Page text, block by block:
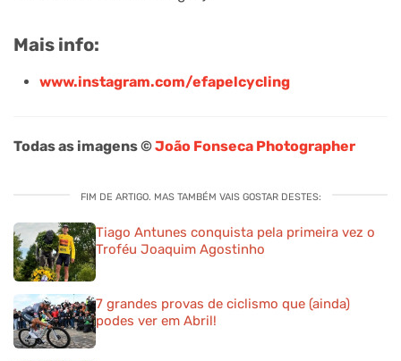
Mais info:
www.instagram.com/efapelcycling
Todas as imagens ©João Fonseca Photographer
FIM DE ARTIGO. MAS TAMBÉM VAIS GOSTAR DESTES:
Tiago Antunes conquista pela primeira vez o
Troféu Joaquim Agostinho
7 grandes provas de ciclismo que (ainda)
podes ver em Abril!